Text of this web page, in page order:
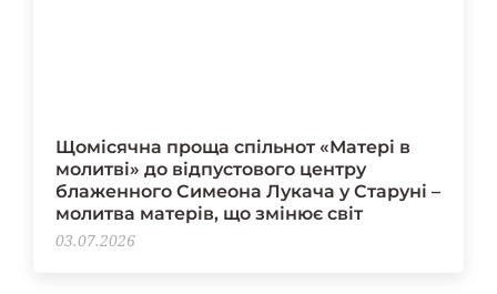
Щомісячна проща спільнот «Матері в
молитві» до відпустового центру
блаженного Симеона Лукача у Старуні –
молитва матерів, що змінює світ
03.07.2026